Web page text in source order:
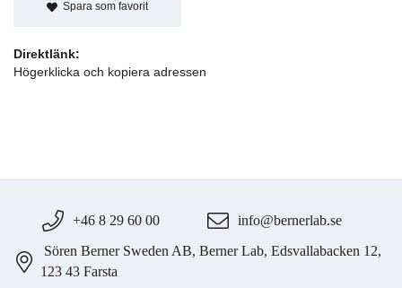
Spara som favorit
Direktlänk:
Högerklicka och kopiera adressen
+46 8 29 60 00 info@bernerlab.se
Sören Berner Sweden AB, Berner Lab, Edsvallabacken 12,
123 43 Farsta